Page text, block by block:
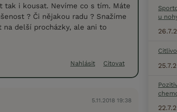
tak i kousat. Nevíme co s tím. Máte
? Či nějakou radu ? Snažíme
delší procházky, ale ani to
Nahlásit Citovat
5.11.2018 19:38
u